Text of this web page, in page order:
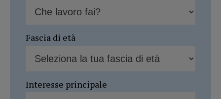
Fascia di età
Interesse principale